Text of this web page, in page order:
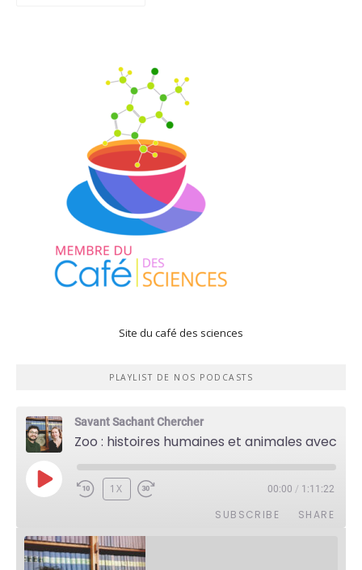
Site du café des sciences
PLAYLIST DE NOS PODCASTS
Savant Sachant Chercher
PLAY
EPISODE
1X 00:00 / 1:11:22
SUBSCRIBE SHARE